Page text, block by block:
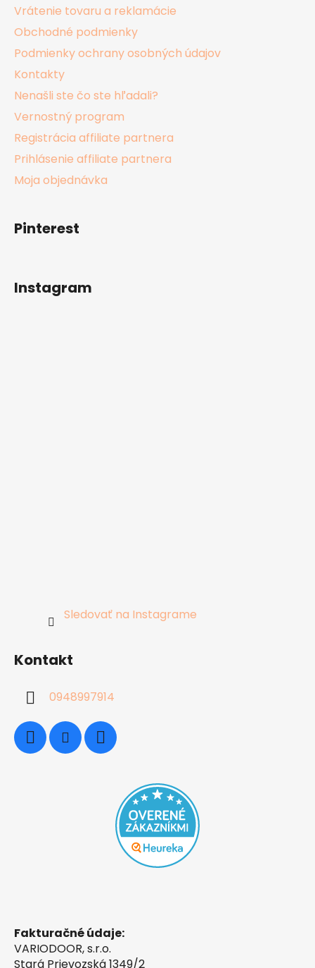
Vrátenie tovaru a reklamácie
Obchodné podmienky
Podmienky ochrany osobných údajov
Kontakty
Nenašli ste čo ste hľadali?
Vernostný program
Registrácia affiliate partnera
Prihlásenie affiliate partnera
Moja objednávka
Pinterest
Instagram
Sledovať na Instagrame
Kontakt
0948997914
Fakturačné údaje:
VARIODOOR, s.r.o.
Stará Prievozská 1349/2